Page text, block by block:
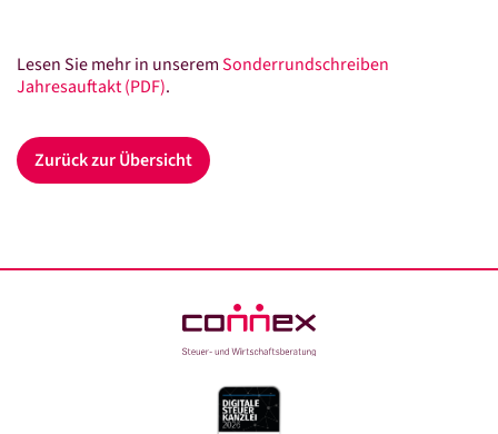
Lesen Sie mehr in unseremSonderrundschreiben
Jahresauftakt (PDF).
Zurück zur Übersicht